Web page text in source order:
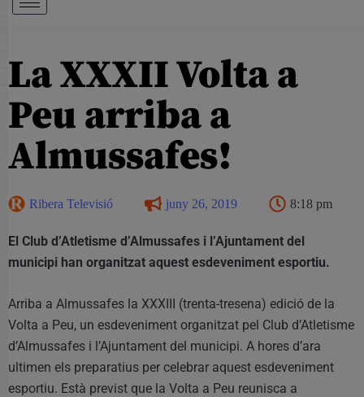
La XXXII Volta a
Peu arriba a
Almussafes!
Ribera Televisió juny 26, 2019 8:18 pm
El Club d’Atletisme d’Almussafes i l’Ajuntament del
municipi han organitzat aquest esdeveniment esportiu.
Arriba a Almussafes la XXXIII (trenta-tresena) edició de la
Volta a Peu, un esdeveniment organitzat pel Club d’Atletisme
d’Almussafes i l’Ajuntament del municipi. A hores d’ara
ultimen els preparatius per celebrar aquest esdeveniment
esportiu. Està previst que la Volta a Peu reunisca a